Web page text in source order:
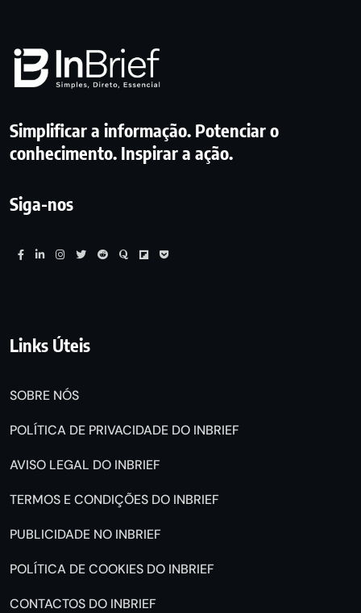
Simplificar a informação. Potenciar o
conhecimento. Inspirar a ação.
Siga-nos
Links Úteis
SOBRE NÓS
POLÍTICA DE PRIVACIDADE DO INBRIEF
AVISO LEGAL DO INBRIEF
TERMOS E CONDIÇÕES DO INBRIEF
PUBLICIDADE NO INBRIEF
POLÍTICA DE COOKIES DO INBRIEF
CONTACTOS DO INBRIEF